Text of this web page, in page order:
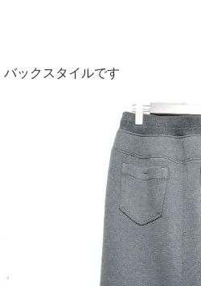
バックスタイルです